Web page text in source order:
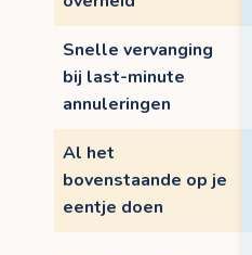
Snelle vervanging
bij last-minute
annuleringen
Al het
bovenstaande op je
eentje doen